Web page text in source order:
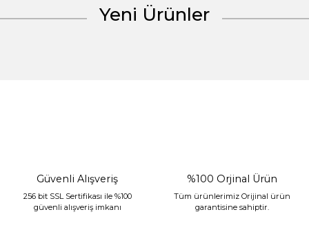
Yeni Ürünler
Güvenli Alışveriş
256 bit SSL Sertifikası ile %100
güvenli alışveriş imkanı
%100 Orjinal Ürün
Tüm ürünlerimiz Orijinal ürün
garantisine sahiptir.